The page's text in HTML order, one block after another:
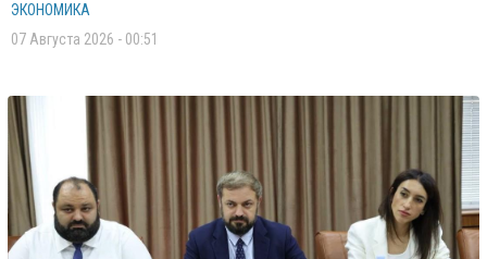
ЭКОНОМИКА
07 Августа 2026 - 00:51